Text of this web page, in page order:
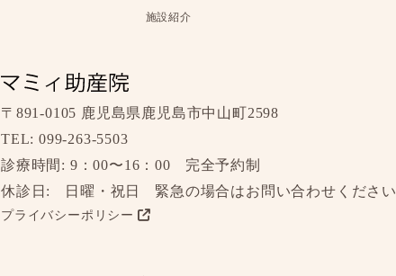
施設紹介
〒891-0105 鹿児島県鹿児島市中山町2598
TEL: 099-263-5503
診療時間: 9：00〜16：00
完全予約制
休診日:
日曜・祝日 緊急の場合はお問い合わせください
プライバシーポリシー